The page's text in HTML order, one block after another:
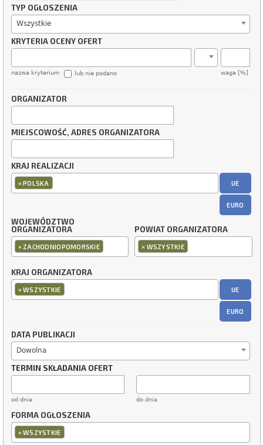
TYP OGŁOSZENIA
Wszystkie
KRYTERIA OCENY OFERT
nazwa kryterium waga [%]
lub nie podano
ORGANIZATOR
MIEJSCOWOŚĆ, ADRES ORGANIZATORA
KRAJ REALIZACJI
×POLSKA UE
EURO
WOJEWÓDZTWO
ORGANIZATORA
× ZACHODNIOPOMORSKIE
POWIAT ORGANIZATORA
× WSZYSTKIE
KRAJ ORGANIZATORA
×WSZYSTKIE UE
EURO
DATA PUBLIKACJI
Dowolna
TERMIN SKŁADANIA OFERT
od dnia do dnia
FORMA OGŁOSZENIA
×WSZYSTKIE